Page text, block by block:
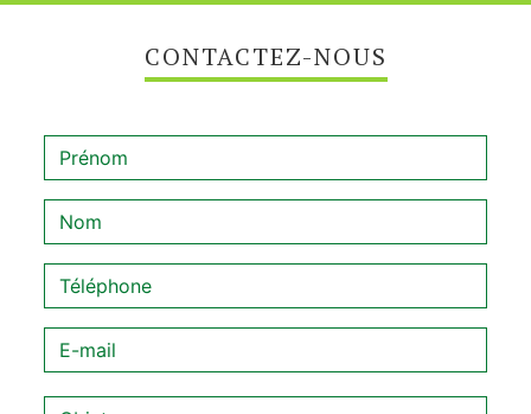
CONTACTEZ-NOUS